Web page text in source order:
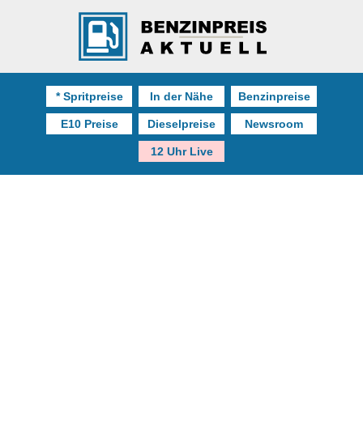
* Spritpreise In der Nähe Benzinpreise
E10 Preise Dieselpreise Newsroom
12 Uhr Live